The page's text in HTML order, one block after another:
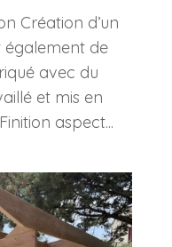
Création d’un
également de
avec du
et mis en
aspect...